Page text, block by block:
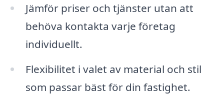
Jämför priser och tjänster utan att
behöva kontakta varje företag
individuellt.
Flexibilitet i valet av material och stil
som passar bäst för din fastighet.